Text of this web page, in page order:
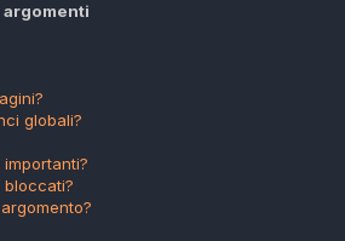
argomenti
globali?
bloccati?